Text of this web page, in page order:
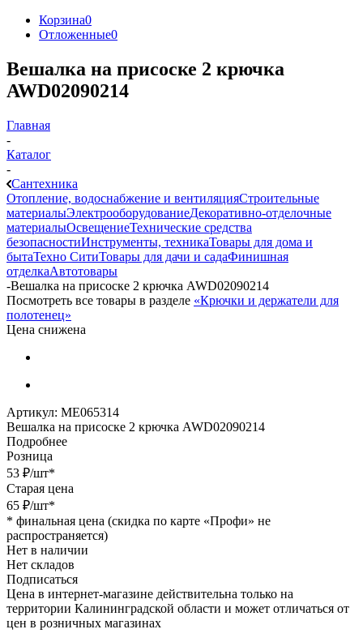
Корзина0
Отложенные0
Вешалка на присоске 2 крючка
AWD02090214
Главная
-
Каталог
-
Сантехника
Отопление, водоснабжение и вентиляцияСтроительные
материалыЭлектрооборудованиеДекоративно-отделочные
материалыОсвещениеТехнические средства
безопасностиИнструменты, техникаТовары для дома и
бытаТехно СитиТовары для дачи и садаФинишная
отделкаАвтотовары
-Вешалка на присоске 2 крючка AWD02090214
Посмотреть все товары в разделе «Крючки и держатели для
полотенец»
Цена снижена
Артикул: МЕ065314
Вешалка на присоске 2 крючка AWD02090214
Подробнее
Розница
53 ₽/шт*
Старая цена
65 ₽/шт*
* финальная цена (скидка по карте «Профи» не
распространяется)
Нет в наличии
Нет складов
Подписаться
Цена в интернет-магазине действительна только на
территории Калининградской области и может отличаться от
цен в розничных магазинах